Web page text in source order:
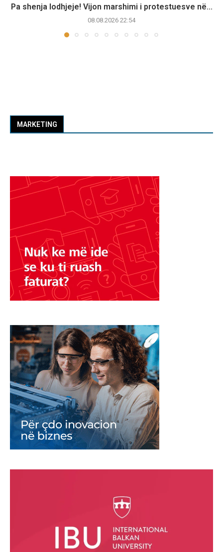
Pa shenja lodhjeje! Vijon marshimi i protestuesve në...
08.08.2026 22:54
MARKETING